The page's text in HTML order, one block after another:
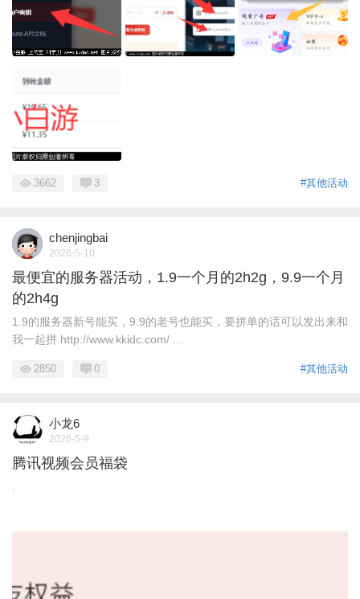
#其他活动
3662 3
chenjingbai
2026-5-10
最便宜的服务器活动，1.9一个月的2h2g，9.9一个月
的2h4g
1.9的服务器新号能买，9.9的老号也能买，要拼单的话可以发出来和
我一起拼 http://www.kkidc.com/ ...
#其他活动
2850 0
小龙6
2026-5-9
腾讯视频会员福袋